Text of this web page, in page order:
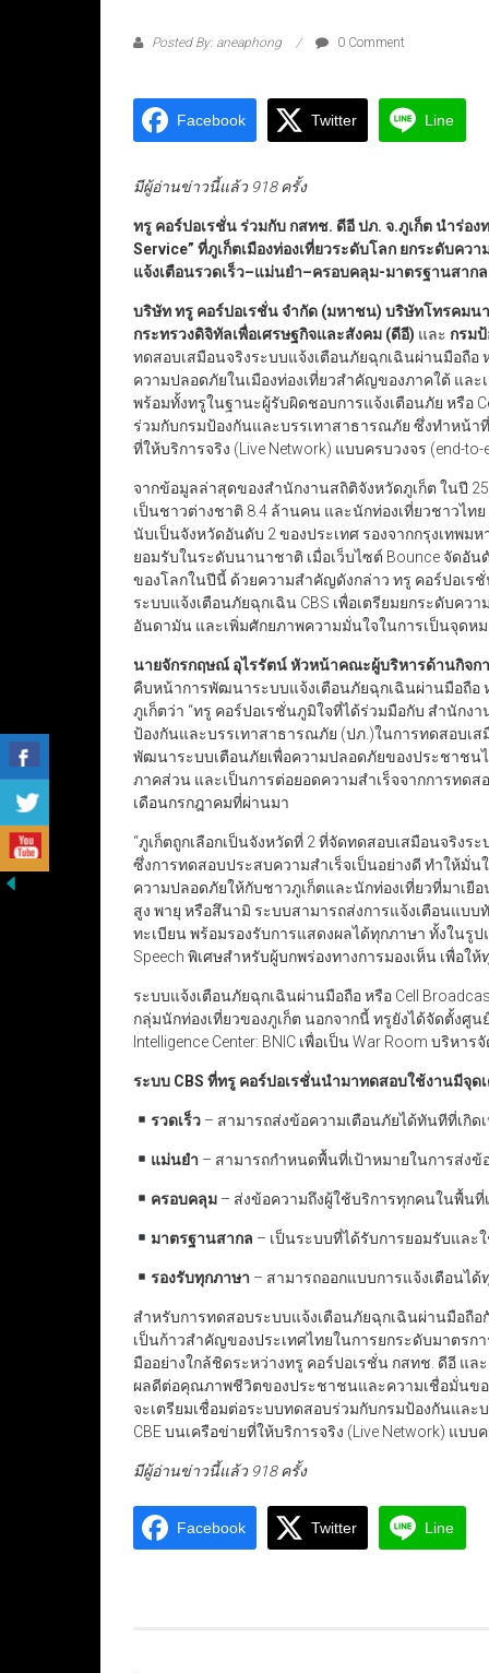
Posted By: aneaphong 0 Comment
Facebook Twitter Line
มีผู้อ่านข่าวนี้แล้ว 918 ครั้ง
ทรู คอร์ปอเรชั่น ร่วมกับ กสทช. ดีอี ปภ. จ.ภูเก็ต นำร่อ
Service” ที่ภูเก็ตเมืองท่องเที่ยวระดับโลก ยกระดับควา
แจ้งเตือนรวดเร็ว–แม่นยำ–ครอบคลุม-มาตรฐานสาก
บริษัท ทรู คอร์ปอเรชั่น จำกัด (มหาชน) บริษัทโทรคม
กระทรวงดิจิทัลเพื่อเศรษฐกิจและสังคม (ดีอี) และ กรม
ทดสอบเสมือนจริงระบบแจ้งเตือนภัยฉุกเฉินผ่านมือถือ
ความปลอดภัยในเมืองท่องเที่ยวสำคัญของภาคใต้ แล
พร้อมทั้งทรูในฐานะผู้รับผิดชอบการแจ้งเตือนภัย หรือ
ร่วมกับกรมป้องกันและบรรเทาสาธารณภัย ซึ่งทำหน้าที่
ที่ให้บริการจริง (Live Network) แบบครบวงจร (end-
จากข้อมูลล่าสุดของสำนักงานสถิติจังหวัดภูเก็ต ในปี
เป็นชาวต่างชาติ 8.4 ล้านคน และนักท่องเที่ยวชาวไท
นับเป็นจังหวัดอันดับ 2 ของประเทศ รองจากกรุงเทพม
ยอมรับในระดับนานาชาติ เมื่อเว็บไซต์ Bounce จัดอัน
ของโลกในปีนี้ ด้วยความสำคัญดังกล่าว ทรู คอร์ปอเร
ระบบแจ้งเตือนภัยฉุกเฉิน CBS เพื่อเตรียมยกระดับค
อันดามัน และเพิ่มศักยภาพความมั่นใจในการเป็นจุดห
นายจักรกฤษณ์ อุไรรัตน์ หัวหน้าคณะผู้บริหารด้านกิจก
คืบหน้าการพัฒนาระบบแจ้งเตือนภัยฉุกเฉินผ่านมือถือ
ภูเก็ตว่า “ทรู คอร์ปอเรชั่นภูมิใจที่ได้ร่วมมือกับ สำนักง
ป้องกันและบรรเทาสาธารณภัย (ปภ.)ในการทดสอบเ
พัฒนาระบบเตือนภัยเพื่อความปลอดภัยของประชาชน
ภาคส่วน และเป็นการต่อยอดความสำเร็จจากการทดส
เดือนกรกฎาคมที่ผ่านมา
“ภูเก็ตถูกเลือกเป็นจังหวัดที่ 2 ที่จัดทดสอบเสมือนจริงร
ซึ่งการทดสอบประสบความสำเร็จเป็นอย่างดี ทำให้มั่น
ความปลอดภัยให้กับชาวภูเก็ตและนักท่องเที่ยวที่มาเยื
สูง พายุ หรือสึนามิ ระบบสามารถส่งการแจ้งเตือนแบบ
ทะเบียน พร้อมรองรับการแสดงผลได้ทุกภาษา ทั้งในรูป
Speech พิเศษสำหรับผู้บกพร่องทางการมองเห็น เพื่อใ
ระบบแจ้งเตือนภัยฉุกเฉินผ่านมือถือ หรือ Cell
กลุ่มนักท่องเที่ยวของภูเก็ต นอกจากนี้ ทรูยังได้จัดตั้งศู
Intelligence Center: BNIC เพื่อเป็น War Room บริห
ระบบ CBS ที่ทรู คอร์ปอเรชั่นนำมาทดสอบใช้งานมีจุด
รวดเร็ว– สามารถส่งข้อความเตือนภัยได้ทันทีที่เกิด
แม่นยำ – สามารถกำหนดพื้นที่เป้าหมายในการส่งข้
ครอบคลุม– ส่งข้อความถึงผู้ใช้บริการทุกคนในพื้นที่
มาตรฐานสากล – เป็นระบบที่ได้รับการยอมรับและ
รองรับทุกภาษา – สามารถออกแบบการแจ้งเตือนไ
สำหรับการทดสอบระบบแจ้งเตือนภัยฉุกเฉินผ่านมือถือ
เป็นก้าวสำคัญของประเทศไทยในการยกระดับมาตร
มืออย่างใกล้ชิดระหว่างทรู คอร์ปอเรชั่น กสทช. ดีอี แ
ผลดีต่อคุณภาพชีวิตของประชาชนและความเชื่อมั่นของ
จะเตรียมเชื่อมต่อระบบทดสอบร่วมกับกรมป้องกันและ
CBE บนเครือข่ายที่ให้บริการจริง (Live Network) แบ
มีผู้อ่านข่าวนี้แล้ว 918 ครั้ง
Facebook Twitter Line